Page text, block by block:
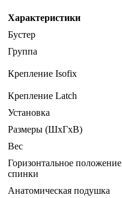
Характеристики
Бустер
Группа
Крепление Isofix
Крепление Latch
Установка
Размеры (ШxГxВ)
Вес
Горизонтальное положение
спинки
Анатомическая подушка